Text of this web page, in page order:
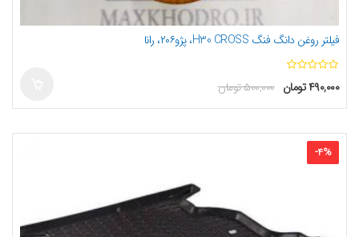
فیلتر روغن دانگ فنگ H30 CROSS، پژو۲۰۶، رانا
۵۰۰,۰۰۰تومان ۴۹۰,۰۰۰تومان
-4%